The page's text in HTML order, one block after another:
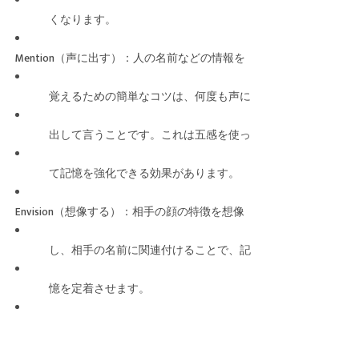
くなります。
Mention（声に出す）：人の名前などの情報を
覚えるための簡単なコツは、何度も声に
出して言うことです。これは五感を使っ
て記憶を強化できる効果があります。
Envision（想像する）：相手の顔の特徴を想像
し、相手の名前に関連付けることで、記
憶を定着させます。